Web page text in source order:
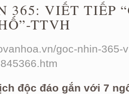
365: VIẾT TIẾP
TTVH
goc-nhin-365-
độc đáo gắn với 7